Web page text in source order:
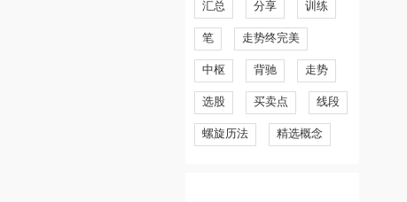
汇总 分享 训练
笔 走势终完美
中枢 背驰 走势
选股 买卖点 线段
螺旋历法 精选概念